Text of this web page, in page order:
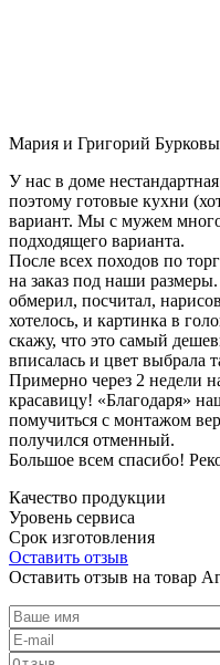
Мария и Григорий Бурковы
У нас в доме
поэтому готовые кухни
вариант. Мы с мужем
подходящего варианта.
После всех походов по
на заказ под наши
обмерил, посчитал,
хотелось, и картинка в
скажу, что это самый
вписалась и цвет выбрала
Примерно через 2 недели
красавицу! «Благодаря»
помучиться с монтажом
получился отменный.
Большое всем спасибо!
Качество продукции
Уровень сервиса
Срок изготовления
Оставить отзыв
Оставить отзыв на товар